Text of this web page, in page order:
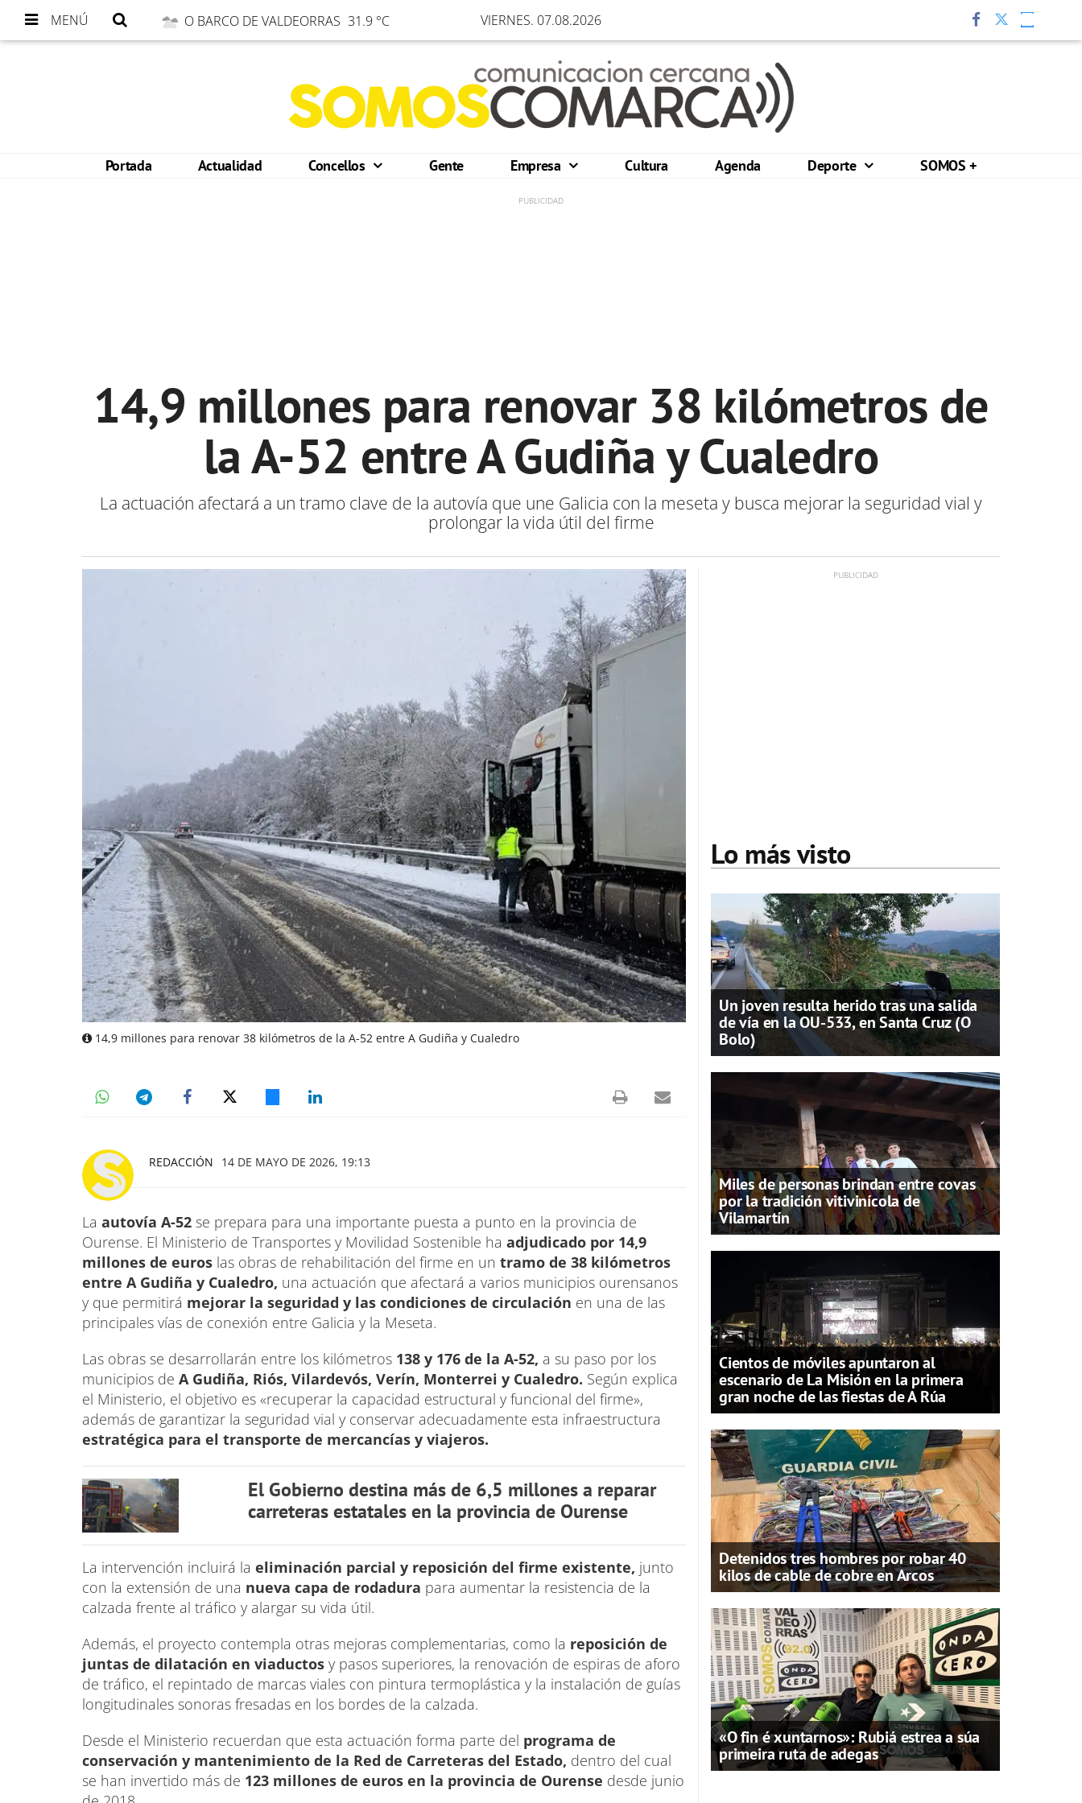
MENÚ O BARCO DE VALDEORRAS 31.9 °C VIERNES. 07.08.2026
Portada Actualidad Concellos Gente Empresa Cultura Agenda Deporte SOMOS +
14,9 millones para renovar 38 kilómetros de
la A-52 entre A Gudiña y Cualedro
La actuación afectará a un tramo clave de la autovía que une Galicia con la meseta y busca mejorar la seguridad vial y
prolongar la vida útil del firme
14,9 millones para renovar 38 kilómetros de la A-52 entre A Gudiña y Cualedro
REDACCIÓN 14 DE MAYO DE 2026, 19:13
La autovía A-52 se prepara para una importante puesta a punto en la provincia de
Ourense. El Ministerio de Transportes y Movilidad Sostenible ha adjudicado por 14,9
millones de euros las obras de rehabilitación del firme en un tramo de 38 kilómetros
entre A Gudiña y Cualedro, una actuación que afectará a varios municipios ourensanos
y que permitirá mejorar la seguridad y las condiciones de circulación en una de las
principales vías de conexión entre Galicia y la Meseta.
Las obras se desarrollarán entre los kilómetros 138 y 176 de la A-52, a su paso por los
municipios de A Gudiña, Riós, Vilardevós, Verín, Monterrei y Cualedro. Según explica
el Ministerio, el objetivo es «recuperar la capacidad estructural y funcional del firme»,
además de garantizar la seguridad vial y conservar adecuadamente esta infraestructura
estratégica para el transporte de mercancías y viajeros.
El Gobierno destina más de 6,5 millones a reparar
carreteras estatales en la provincia de Ourense
La intervención incluirá la eliminación parcial y reposición del firme existente, junto
con la extensión de una nueva capa de rodadura para aumentar la resistencia de la
calzada frente al tráfico y alargar su vida útil.
Además, el proyecto contempla otras mejoras complementarias, como la reposición de
juntas de dilatación en viaductos y pasos superiores, la renovación de espiras de aforo
de tráfico, el repintado de marcas viales con pintura termoplástica y la instalación de guías
longitudinales sonoras fresadas en los bordes de la calzada.
Desde el Ministerio recuerdan que esta actuación forma parte del programa de
conservación y mantenimiento de la Red de Carreteras del Estado, dentro del cual
se han invertido más de 123 millones de euros en la provincia de Ourense desde junio
Lo más visto
Un joven resulta herido tras una salida
de vía en la OU-533, en Santa Cruz (O
Bolo)
Miles de personas brindan entre covas
por la tradición vitivinícola de
Vilamartín
Cientos de móviles apuntaron al
escenario de La Misión en la primera
gran noche de las fiestas de A Rúa
Detenidos tres hombres por robar 40
kilos de cable de cobre en Arcos
«O fin é xuntarnos»: Rubiá estrea a súa
primeira ruta de adegas